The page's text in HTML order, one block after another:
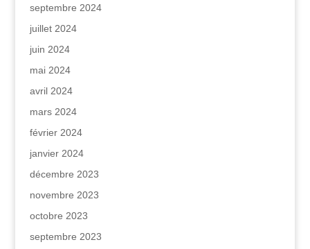
septembre 2024
juillet 2024
juin 2024
mai 2024
avril 2024
mars 2024
février 2024
janvier 2024
décembre 2023
novembre 2023
octobre 2023
septembre 2023